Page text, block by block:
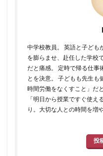
中学校教員。 英語と子ども
を膨らませ、赴任した学校
だと痛感。 定時で帰る仕事
とを決意。 子どもも先生
時間労働をなくすこと」だ
「明日から授業ですぐ使え
り。大切な人との時間を増
投